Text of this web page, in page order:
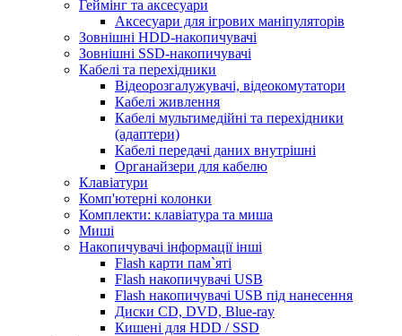
Геймінг та аксесуари
Аксесуари для ігрових маніпуляторів
Зовнішні HDD-накопичувачі
Зовнішні SSD-накопичувачі
Кабелі та перехідники
Відеорозгалужувачі, відеокомутатори
Кабелі живлення
Кабелі мультимедійні та перехідники
(адаптери)
Кабелі передачі даних внутрішні
Органайзери для кабелю
Клавіатури
Комп'ютерні колонки
Комплекти: клавіатура та миша
Миші
Накопичувачі інформації інші
Flash карти пам`яті
Flash накопичувачі USB
Flash накопичувачі USB під нанесення
Диски CD, DVD, Blue-ray
Кишені для HDD / SSD